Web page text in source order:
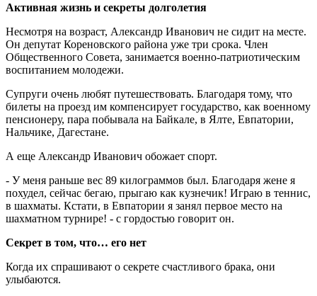
Активная жизнь и секреты долголетия
Несмотря на возраст, Александр Иванович не сидит на месте.
Он депутат Кореновского района уже три срока. Член
Общественного Совета, занимается военно-патриотическим
воспитанием молодежи.
Супруги очень любят путешествовать. Благодаря тому, что
билеты на проезд им компенсирует государство, как военному
пенсионеру, пара побывала на Байкале, в Ялте, Евпатории,
Нальчике, Дагестане.
А еще Александр Иванович обожает спорт.
- У меня раньше вес 89 килограммов был. Благодаря жене я
похудел, сейчас бегаю, прыгаю как кузнечик! Играю в теннис,
в шахматы. Кстати, в Евпатории я занял первое место на
шахматном турнире! - с гордостью говорит он.
Секрет в том, что… его нет
Когда их спрашивают о секрете счастливого брака, они
улыбаются.